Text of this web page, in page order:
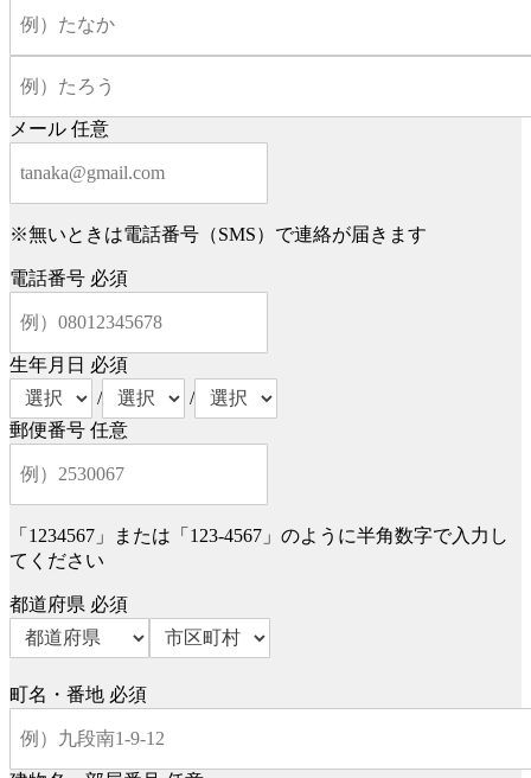
メール 任意
※無いときは電話番号（SMS）で連絡が届きます
電話番号 必須
生年月日 必須
/
/
郵便番号 任意
「1234567」または「123-4567」のように半角数字で入力し
てください
都道府県 必須
町名・番地 必須